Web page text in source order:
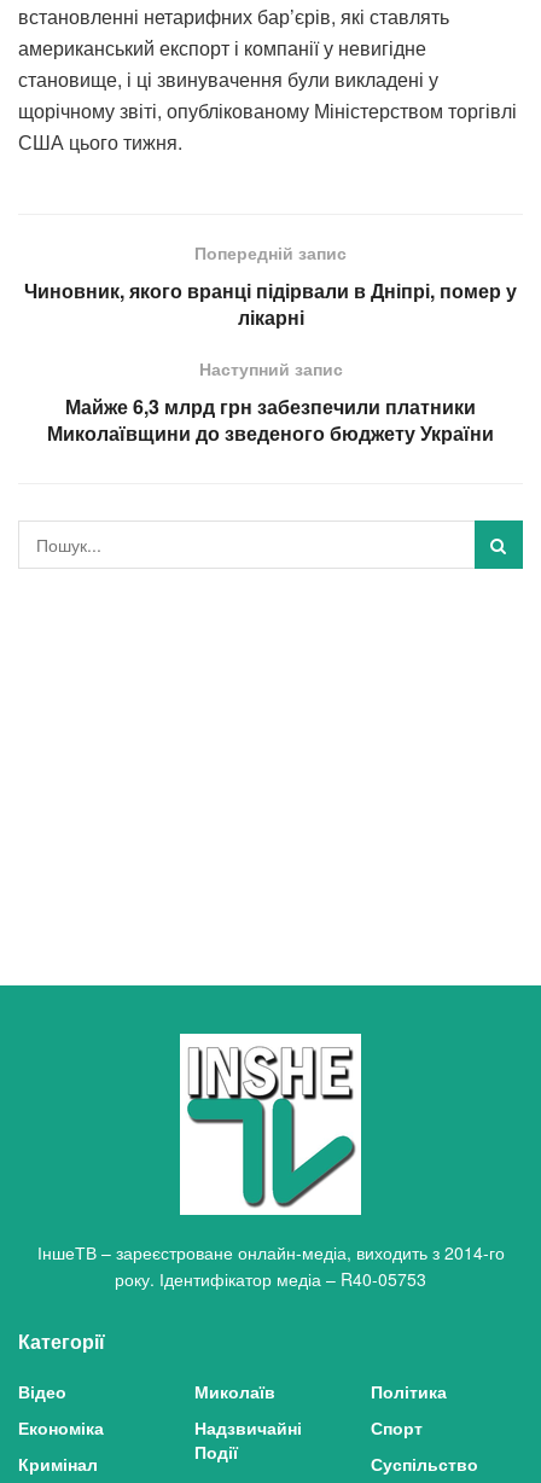
встановленні нетарифних бар’єрів, які ставлять
американський експорт і компанії у невигідне
становище, і ці звинувачення були викладені у
щорічному звіті, опублікованому Міністерством торгівлі
США цього тижня.
Попередній запис
Чиновник, якого вранці підірвали в Дніпрі, помер у
лікарні
Наступний запис
Майже 6,3 млрд грн забезпечили платники
Миколаївщини до зведеного бюджету України
ІншеТВ – зареєстроване онлайн-медіа, виходить з 2014-го
року. Ідентифікатор медіа – R40-05753
Категорії
Відео
Економіка
Кримінал
Миколаїв
Надзвичайні
Події
Політика
Спорт
Суспільство